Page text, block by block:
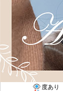
度あり